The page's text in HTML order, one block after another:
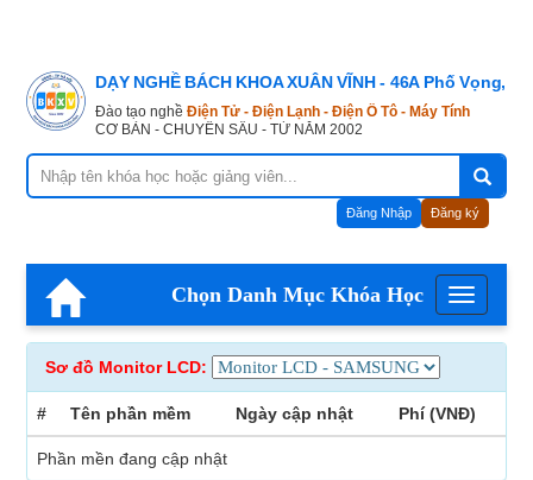
DẠY NGHỀ BÁCH KHOA XUÂN VĨNH - 46A Phố Vọng,
Đào tạo nghề Điện Tử - Điện Lạnh - Điện Ô Tô - Máy Tính
CƠ BẢN - CHUYÊN SÂU - TỪ NĂM 2002
Đăng Nhập Đăng ký
Menu
Chọn Danh Mục Khóa Học
Sơ đồ Monitor LCD:
# Tên phần mềm Ngày cập nhật Phí (VNĐ)
Phần mền đang cập nhật